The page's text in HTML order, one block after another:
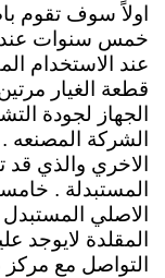
اولاً سوف تقوم
خمس سنوات عند
عند الاستخدام
قطعة الغيار
الجهاز لجودة
الشركة المصنعه
الاخري والذي قد
المستبدلة .
الاصلي
المقلدة لايوجد
التواصل مع